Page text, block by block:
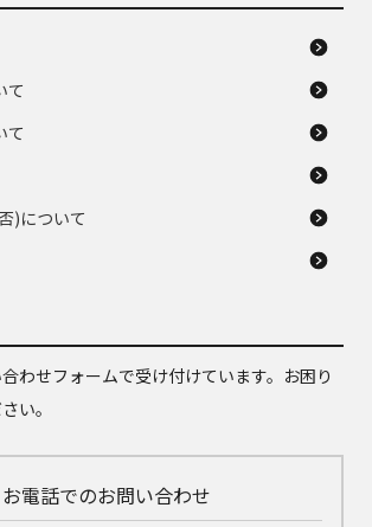
て
て
)について
わせフォームで受け付けています。お困り
い。
お電話でのお問い合わせ